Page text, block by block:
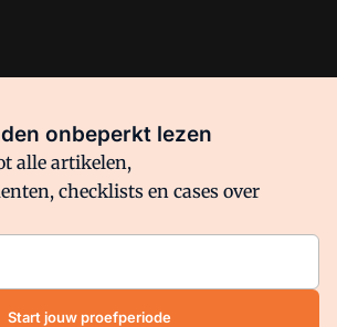
VMN media. Lees inons manifestwaar
Op gebruik van deze site zijn de
van toepassing:Algemene Voorwaarden
beleid|Privacy instellingen
onbeperkt lezen
alle artikelen,
checklists en cases over
Start jouw proefperiode